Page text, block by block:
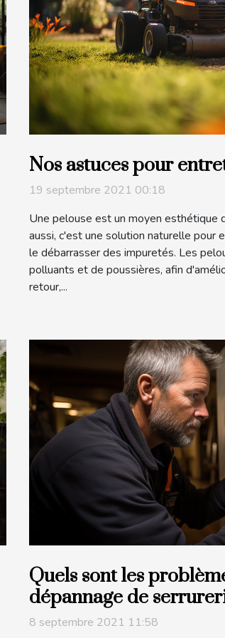
Nos astuces pour
19 septembre 2021 00:18
Une pelouse est un moyen esthétique
aussi, c'est une solution naturelle pour
le débarrasser des impuretés. Les
polluants et de poussières, afin
retour,...
Quels sont les
dépannage de
8 septembre 2021 11:58